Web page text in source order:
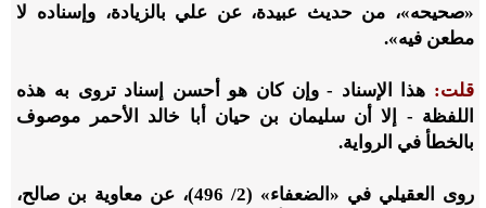
«صحيحه»، من حديث عبيدة، عن علي بالزيادة، وإسناده لا
مطعن فيه».
قلت: هذا الإسناد - وإن كان هو أحسن إسناد تروى به هذه
اللفظة - إلا أن سليمان بن حيان أبا خالد الأحمر موصوف
بالخطأ في الرواية.
روى العقيلي في «الضعفاء» (2/ 496)، عن معاوية بن صالح،